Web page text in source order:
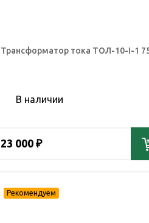
Трансформатор тока ТОЛ-10-I-1
В наличии
23 000 ₽